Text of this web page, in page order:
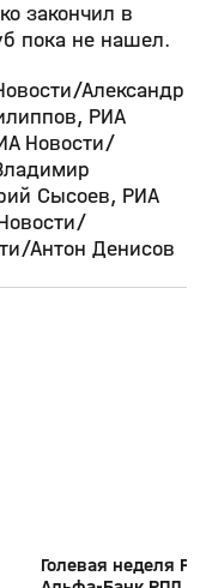
закончил в
пока не нашел.
Александр
РИА
Новости/
Сысоев, РИА
Антон Денисов
Голевая неделя